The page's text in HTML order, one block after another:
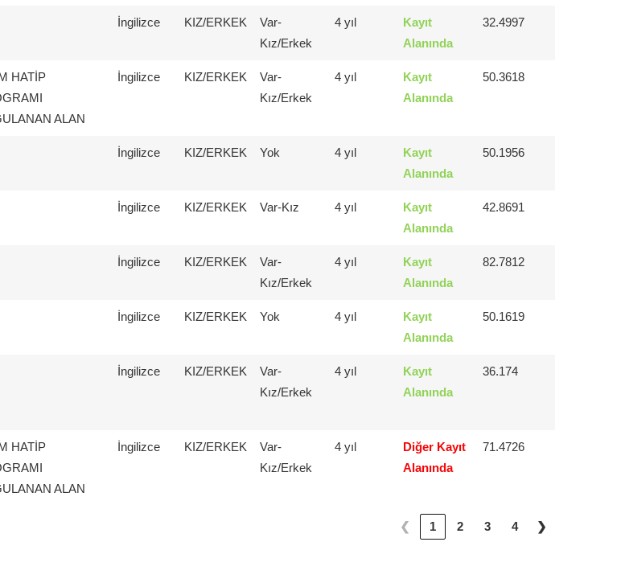
İngilizce KIZ/ERKEK
Var-
Kız/Erkek
4 yıl
Kayıt
Alanında
32.4997
HATİP
ALAN
İngilizce KIZ/ERKEK
Var-
Kız/Erkek
4 yıl
Kayıt
Alanında
50.3618
İngilizce KIZ/ERKEK Yok 4 yıl
Kayıt
Alanında
50.1956
İngilizce KIZ/ERKEK Var-Kız 4 yıl
Kayıt
Alanında
42.8691
İngilizce KIZ/ERKEK
Var-
Kız/Erkek
4 yıl
Kayıt
Alanında
82.7812
İngilizce KIZ/ERKEK Yok 4 yıl
Kayıt
Alanında
50.1619
İngilizce KIZ/ERKEK
Var-
Kız/Erkek
4 yıl
Kayıt
Alanında
36.174
HATİP
ALAN
İngilizce KIZ/ERKEK
Var-
Kız/Erkek
4 yıl
Diğer Kayıt
Alanında
71.4726
❮ 1 2 3 4 ❯